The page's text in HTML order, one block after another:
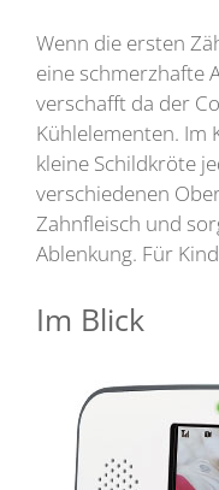
Wenn die ersten
eine schmerzhafte
verschafft da der
Kühlelementen. Im
kleine Schildkröte
verschiedenen
Zahnfleisch und
Ablenkung. Für
Im Blick